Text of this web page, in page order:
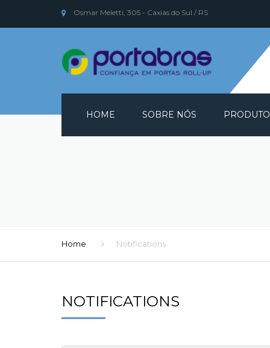
Osmar Meletti, 305 - Caxias do Sul / RS
HOME SOBRE NÓS
PEÇAS DE
Home Notifications
NOTIFICATIONS